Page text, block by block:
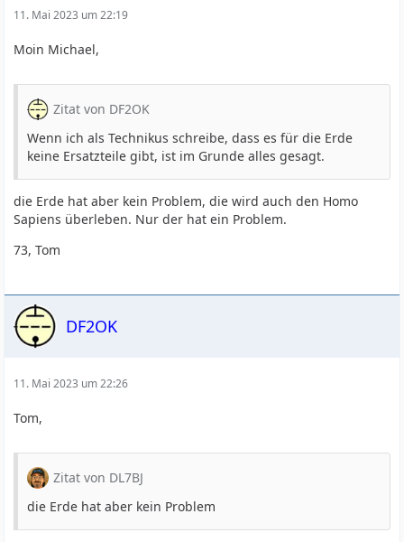
11. Mai 2023 um 22:19
Moin Michael,
Zitat von DF2OK
Wenn ich als Technikus schreibe, dass es für die Erde
keine Ersatzteile gibt, ist im Grunde alles gesagt.
die Erde hat aber kein Problem, die wird auch den Homo
Sapiens überleben. Nur der hat ein Problem.
73, Tom
DF2OK
11. Mai 2023 um 22:26
Tom,
Zitat von DL7BJ
die Erde hat aber kein Problem